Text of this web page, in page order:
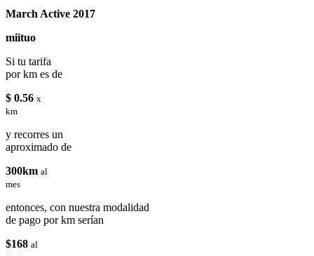
March Active 2017
miituo
Si tu tarifa
por km es de
$ 0.56 x
km
y recorres un
aproximado de
300km al
mes
entonces, con nuestra modalidad
de pago por km serían
$168 al